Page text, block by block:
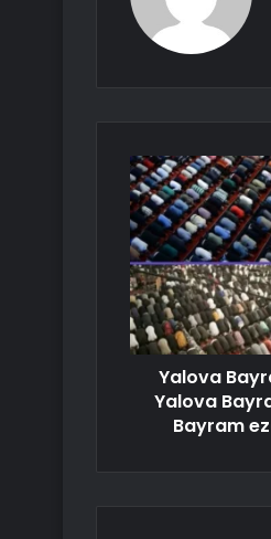
Yalova
Yalova
Bayram